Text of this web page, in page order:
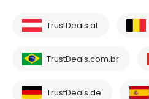
TrustDeals.at
TrustDeals.com.br
TrustDeals.de